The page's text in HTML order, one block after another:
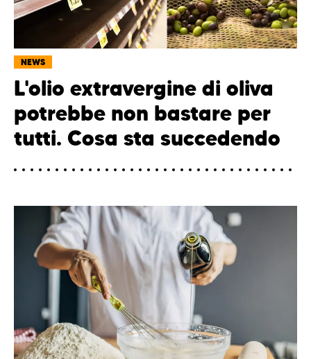
NEWS
L'olio extravergine di oliva
potrebbe non bastare per
tutti. Cosa sta succedendo